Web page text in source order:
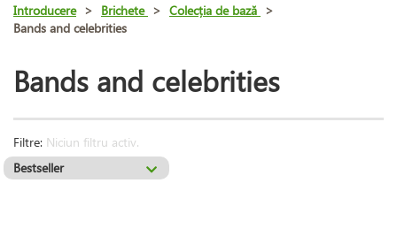
Introducere > Brichete > Colecția de bază >
Bands and celebrities
Bands and celebrities
Filtre: Niciun filtru activ.